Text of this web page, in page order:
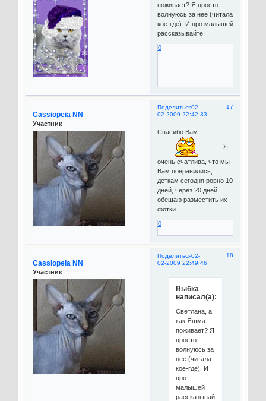
поживает? Я просто
волнуюсь за нее (читала
кое-где). И про малышей
рассказывайте!
0
Поделиться 17
02-
02-2009 22:42:33
Cassiopeia NN
Участник
Спасибо Вам
Я
очень счатлива, что мы
Вам понравились,
деткам сегодня ровно 10
дней, через 20 дней
обещаю разместить их
фотки.
0
Поделиться 18
02-
02-2009 22:49:46
Cassiopeia NN
Участник
Rыбка
написал(а):
Светлана, а
как Яшма
поживает? Я
просто
волнуюсь за
нее (читала
кое-где). И
про
малышей
рассказывайте!